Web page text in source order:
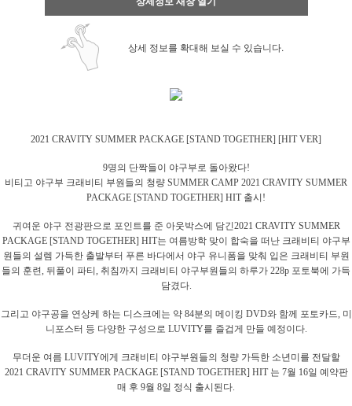
상세 정보를 확대해 보실 수 있습니다.
2021 CRAVITY SUMMER PACKAGE [STAND TOGETHER] [HIT VER]
9명의 단짝들이 야구부로 돌아왔다!
비티고 야구부 크래비티 부원들의 청량 SUMMER CAMP 2021 CRAVITY SUMMER
PACKAGE [STAND TOGETHER] HIT 출시!
귀여운 야구 전광판으로 포인트를 준 아웃박스에 담긴2021 CRAVITY SUMMER
PACKAGE [STAND TOGETHER] HIT는 여름방학 맞이 합숙을 떠난 크래비티 야구부
원들의 설렘 가득한 출발부터 푸른 바다에서 야구 유니폼을 맞춰 입은 크래비티 부원
들의 훈련, 뒤풀이 파티, 취침까지 크래비티 야구부원들의 하루가 228p 포토북에 가득
담겼다.
그리고 야구공을 연상케 하는 디스크에는 약 84분의 메이킹 DVD와 함께 포토카드, 미
니포스터 등 다양한 구성으로 LUVITY를 즐겁게 만들 예정이다.
무더운 여름 LUVITY에게 크래비티 야구부원들의 청량 가득한 소년미를 전달할
2021 CRAVITY SUMMER PACKAGE [STAND TOGETHER] HIT 는 7월 16일 예약판
매 후 9월 8일 정식 출시된다.